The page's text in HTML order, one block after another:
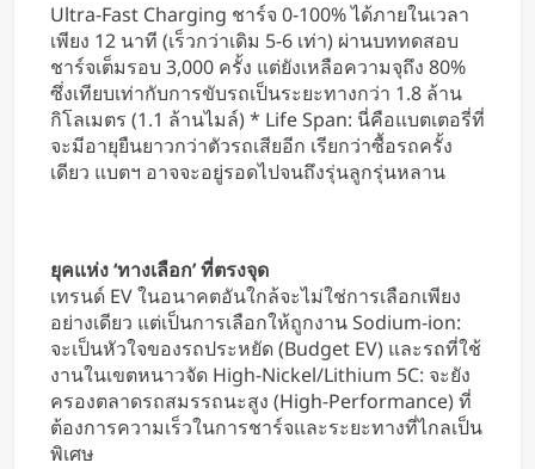
Ultra-Fast Charging ชาร์จ 0-100% ได้ภายในเวลา
เพียง 12 นาที (เร็วกว่าเดิม 5-6 เท่า) ผ่านบททดสอบ
ชาร์จเต็มรอบ 3,000 ครั้ง แต่ยังเหลือความจุถึง 80%
ซึ่งเทียบเท่ากับการขับรถเป็นระยะทางกว่า 1.8 ล้าน
กิโลเมตร (1.1 ล้านไมล์) * Life Span: นี่คือแบตเตอรี่ที่
จะมีอายุยืนยาวกว่าตัวรถเสียอีก เรียกว่าซื้อรถครั้ง
เดียว แบตฯ อาจจะอยู่รอดไปจนถึงรุ่นลูกรุ่นหลาน
ยุคแห่ง ‘ทางเลือก’ ที่ตรงจุด
เทรนด์ EV ในอนาคตอันใกล้จะไม่ใช่การเลือกเพียง
อย่างเดียว แต่เป็นการเลือกให้ถูกงาน Sodium-ion:
จะเป็นหัวใจของรถประหยัด (Budget EV) และรถที่ใช้
งานในเขตหนาวจัด High-Nickel/Lithium 5C: จะยัง
ครองตลาดรถสมรรถนะสูง (High-Performance) ที่
ต้องการความเร็วในการชาร์จและระยะทางที่ไกลเป็น
พิเศษ